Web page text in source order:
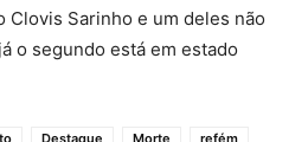
Clovis Sarinho e um deles não
o segundo está em estado
Destaque Morte
refém